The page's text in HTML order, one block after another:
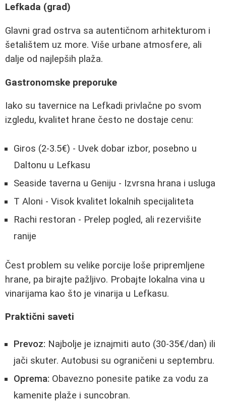
Lefkada (grad)
Glavni grad ostrva sa autentičnom arhitekturom i
šetalištem uz more. Više urbane atmosfere, ali
dalje od najlepših plaža.
Gastronomske preporuke
Iako su tavernice na Lefkadi privlačne po svom
izgledu, kvalitet hrane često ne dostaje cenu:
Giros (2-3.5€) - Uvek dobar izbor, posebno u
Daltonu u Lefkasu
Seaside taverna u Geniju - Izvrsna hrana i usluga
T Aloni - Visok kvalitet lokalnih specijaliteta
Rachi restoran - Prelep pogled, ali rezervišite
ranije
Čest problem su velike porcije loše pripremljene
hrane, pa birajte pažljivo. Probajte lokalna vina u
vinarijama kao što je vinarija u Lefkasu.
Praktični saveti
Prevoz: Najbolje je iznajmiti auto (30-35€/dan) ili
jači skuter. Autobusi su ograničeni u septembru.
Oprema: Obavezno ponesite patike za vodu za
kamenite plaže i suncobran.